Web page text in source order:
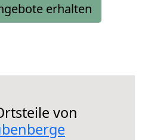
erhalten
von